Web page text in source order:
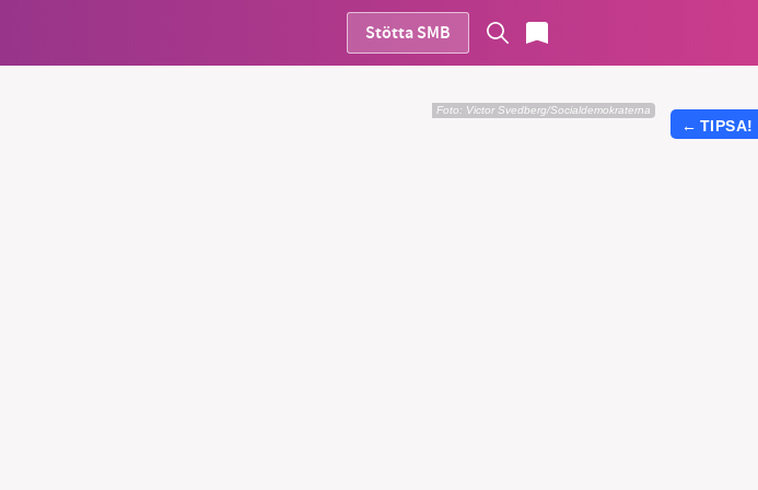
Stötta SMB
Foto: Victor Svedberg/Socialdemokraterna
← TIPSA!